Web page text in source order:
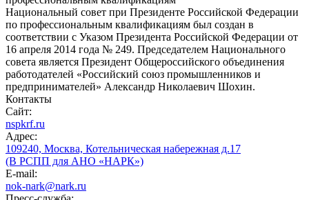
Национальный совет при Президенте Российской Федерации
по профессиональным квалификациям был создан в
соответствии с Указом Президента Российской Федерации от
16 апреля 2014 года № 249. Председателем Национального
совета является Президент Общероссийского объединения
работодателей «Российский союз промышленников и
предпринимателей» Александр Николаевич Шохин.
Контакты
Сайт:
nspkrf.ru
Адрес:
109240, Москва, Котельническая набережная д.17
(В РСПП для АНО «НАРК»)
E-mail:
nok-nark@nark.ru